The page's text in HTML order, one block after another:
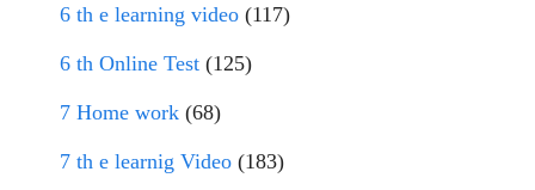
6 th e learning video (117)
6 th Online Test (125)
7 Home work (68)
7 th e learnig Video (183)